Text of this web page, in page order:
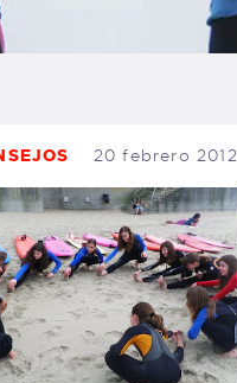
FAMILY SURFERS
SALINAS
20 febrero 2012